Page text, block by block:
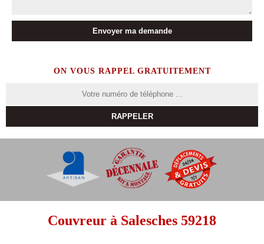
ON VOUS RAPPEL GRATUITEMENT
Couvreur à Salesches 59218